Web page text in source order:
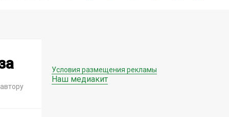
Условия размещения рекламы
Наш медиакит